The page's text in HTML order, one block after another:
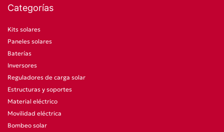
Categorías
Kits solares
Paneles solares
Baterías
Inversores
Reguladores de carga solar
Estructuras y soportes
Material eléctrico
Movilidad eléctrica
Bombeo solar